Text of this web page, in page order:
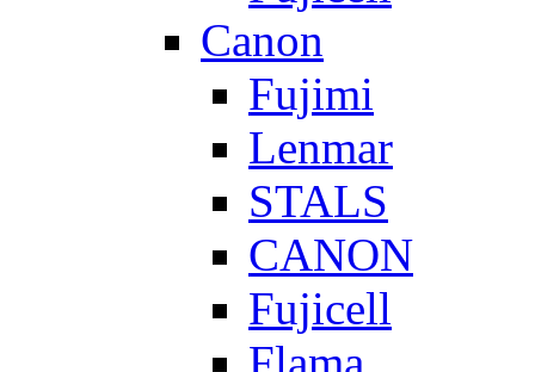
Canon
Fujimi
Lenmar
STALS
CANON
Fujicell